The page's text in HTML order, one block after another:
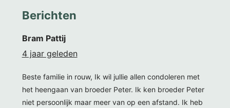
Berichten
Bram Pattij
4 jaar geleden
Beste familie in rouw, Ik wil jullie allen condoleren met
het heengaan van broeder Peter. Ik ken broeder Peter
niet persoonlijk maar meer van op een afstand. Ik heb